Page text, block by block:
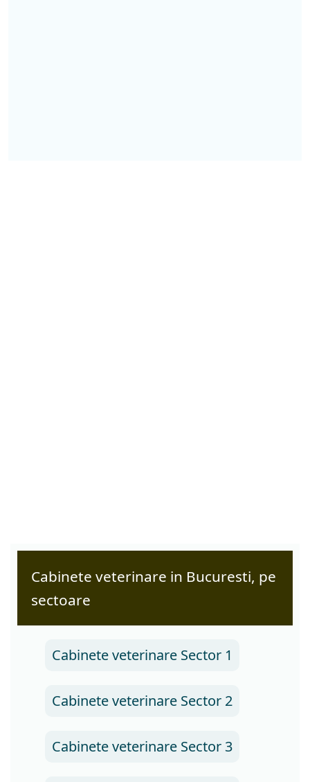
Cabinete veterinare in Bucuresti, pe
sectoare
Cabinete veterinare Sector 1
Cabinete veterinare Sector 2
Cabinete veterinare Sector 3